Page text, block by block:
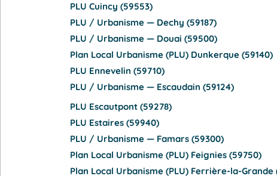
PLU Cuincy (59553)
PLU / Urbanisme — Dechy (59187)
PLU / Urbanisme — Douai (59500)
Plan Local Urbanisme (PLU) Dunkerque (59140)
PLU Ennevelin (59710)
PLU / Urbanisme — Escaudain (59124)
PLU Escautpont (59278)
PLU Estaires (59940)
PLU / Urbanisme — Famars (59300)
Plan Local Urbanisme (PLU) Feignies (59750)
Plan Local Urbanisme (PLU) Ferrière-la-Grande